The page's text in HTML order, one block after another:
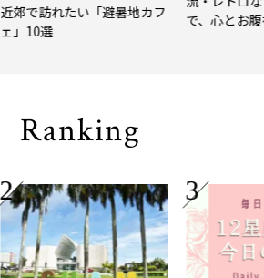
郊で訪れたい「避暑地カフ
」10選
で、心とお
Ranking